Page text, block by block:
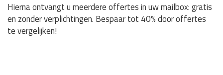
Hierna ontvangt u meerdere offertes in uw mailbox: gratis
en zonder verplichtingen. Bespaar tot 40% door offertes
te vergelijken!